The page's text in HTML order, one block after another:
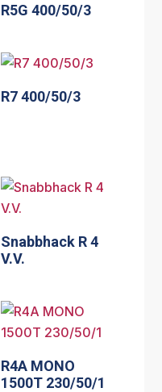
R5G 400/50/3
R7 400/50/3
Snabbhack R 4
V.V.
R4A MONO
1500T 230/50/1